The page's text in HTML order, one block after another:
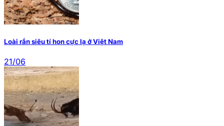
Loài rắn siêu tí hon cực lạ ở Việt Nam
21/06